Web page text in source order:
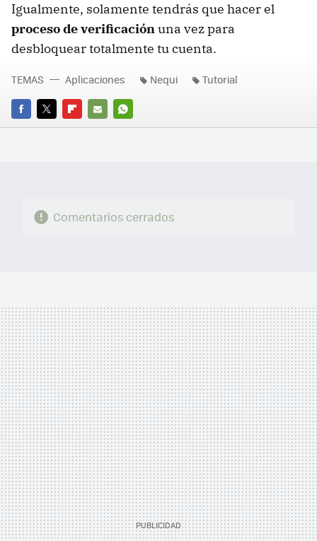
Igualmente, solamente tendrás que hacer el
proceso de verificaciónuna vez para
desbloquear totalmente tu cuenta.
FACEBOOK
TWITTERFLIPBOARD
E-
WHATSAPP
TEMAS Aplicaciones Nequi Tutorial
Comentarios cerrados